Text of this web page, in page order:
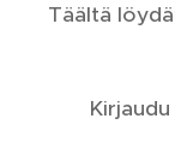
Täältä